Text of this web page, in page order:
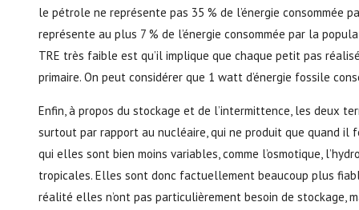
le pétrole ne représente pas 35 % de l’énergie consommée
représente au plus 7 % de l’énergie consommée par la
TRE très faible est qu’il implique que chaque petit pas
primaire. On peut considérer que 1 watt d’énergie fossile
Enfin, à propos du stockage et de l’intermittence, les deux
surtout par rapport au nucléaire, qui ne produit que quand il
qui elles sont bien moins variables, comme l’osmotique,
tropicales. Elles sont donc factuellement beaucoup plus
réalité elles n’ont pas particulièrement besoin de stockage,